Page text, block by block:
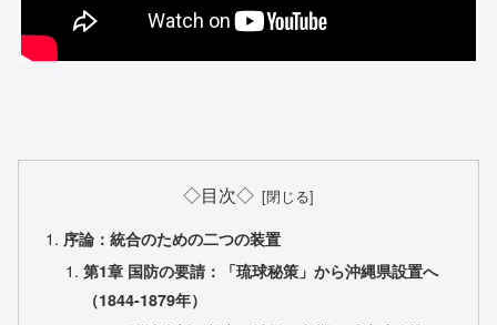
◇目次◇
序論：統合のための二つの装置
第1章 国防の要請：「琉球秘策」から沖縄県設置へ
（1844-1879年）